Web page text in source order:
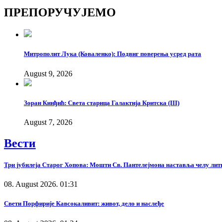
ПРЕПОРУЧУЈЕМО
Митрополит Лука (Коваленко): Подвиг поверења усред рата
August 9, 2026
Зоран Кинђић: Света старица Галактија Критска (III)
August 7, 2026
Вести
Три јубилеја Старог Хопова: Мошти Св. Пантелејмона наставља челу
08. August 2026. 01:31
Свети Порфирије Кавсокаливит: живот, дело и наслеђе